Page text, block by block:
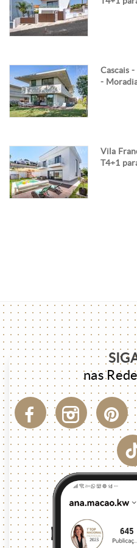
Cascais
-
Vila
T4+1
nas